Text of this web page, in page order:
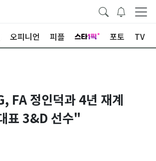
오피니언 피플 포토 TV
FA 정인덕과 4년 재계
표 3&D 선수"